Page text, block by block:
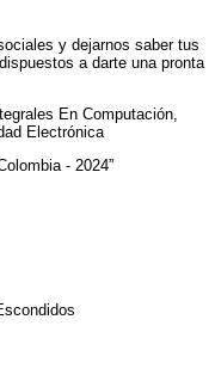
y dejarnos saber tus
a darte una pronta
En Computación,
Electrónica
- 2024”